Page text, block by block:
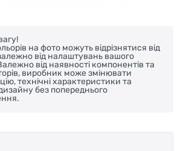
на фото можуть відрізнятися від
від налаштувань вашого
від наявності компонентів та
виробник може змінювати
технічні характеристики та
без попереднього